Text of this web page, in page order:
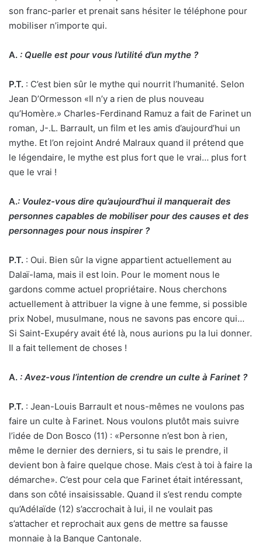
son franc-parler et prenait sans hésiter le téléphone pour
mobiliser n’importe qui.
A. : Quelle est pour vous l’utilité d’un mythe ?
P.T. : C’est bien sûr le mythe qui nourrit l’humanité. Selon
Jean D’Ormesson «Il n’y a rien de plus nouveau
qu’Homère.» Charles-Ferdinand Ramuz a fait de Farinet un
roman, J-.L. Barrault, un film et les amis d’aujourd’hui un
mythe. Et l’on rejoint André Malraux quand il prétend que
le légendaire, le mythe est plus fort que le vrai… plus fort
que le vrai !
A.: Voulez-vous dire qu’aujourd’hui il manquerait des
personnes capables de mobiliser pour des causes et des
personnages pour nous inspirer ?
P.T. : Oui. Bien sûr la vigne appartient actuellement au
Dalaï-lama, mais il est loin. Pour le moment nous le
gardons comme actuel propriétaire. Nous cherchons
actuellement à attribuer la vigne à une femme, si possible
prix Nobel, musulmane, nous ne savons pas encore qui…
Si Saint-Exupéry avait été là, nous aurions pu la lui donner.
Il a fait tellement de choses !
A. : Avez-vous l’intention de crendre un culte à Farinet ?
P.T. : Jean-Louis Barrault et nous-mêmes ne voulons pas
faire un culte à Farinet. Nous voulons plutôt mais suivre
l’idée de Don Bosco (11) : «Personne n’est bon à rien,
même le dernier des derniers, si tu sais le prendre, il
devient bon à faire quelque chose. Mais c’est à toi à faire la
démarche». C’est pour cela que Farinet était intéressant,
dans son côté insaisissable. Quand il s’est rendu compte
qu’Adélaïde (12) s’accrochait à lui, il ne voulait pas
s’attacher et reprochait aux gens de mettre sa fausse
monnaie à la Banque Cantonale.